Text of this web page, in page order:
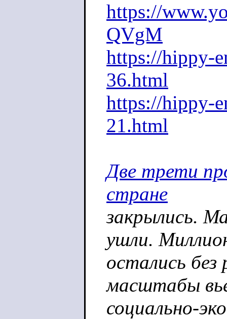
https://
QVgM
https://hippy-
36.html
https://hippy-
21.html
Две трети
стране
закрылись.
ушли.
остались
масштабы
социально-